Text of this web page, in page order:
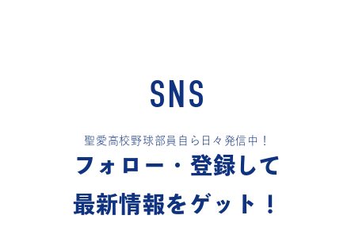
SNS
聖愛高校野球部員自ら日々発信中！
フォロー・登録して
最新情報をゲット！